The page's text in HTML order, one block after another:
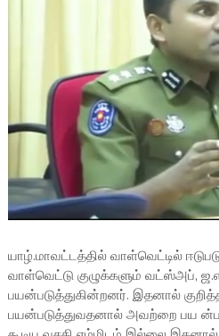
யாழ்.மாவட்டத்தில் வாள்வெட்டில்
வாள்வெட்டு குழுக்களும் வட்ஸ்அப்,
பயன்படுத்துகின்றனர். இதனால்
பயன்படுத்துவதனால் அவற்றை பய